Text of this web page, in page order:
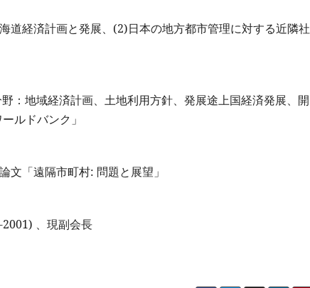
経済計画と発展、(2)日本の地方都市管理に対する近隣社
：地域経済計画、土地利用方針、発展途上国経済発展、開
ルドバンク」
文「遠隔市町村: 問題と展望」
、現副会長